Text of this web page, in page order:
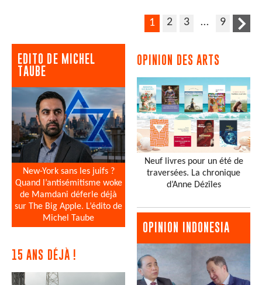
1 2 3 … 9
EDITO DE MICHEL
TAUBE
New-York sans les juifs ?
Quand l’antisémitisme woke
de Mamdani déferle déjà
sur The Big Apple. L’édito de
Michel Taube
15 ANS DÉJÀ !
OPINION DES ARTS
Neuf livres pour un été de
traversées. La chronique
d’Anne Dézîles
OPINION INDONESIA